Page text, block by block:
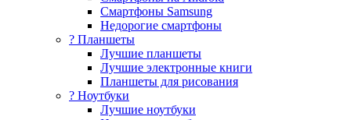
Смартфоны Samsung
Недорогие смартфоны
? Планшеты
Лучшие планшеты
Лучшие электронные книги
Планшеты для рисования
? Ноутбуки
Лучшие ноутбуки